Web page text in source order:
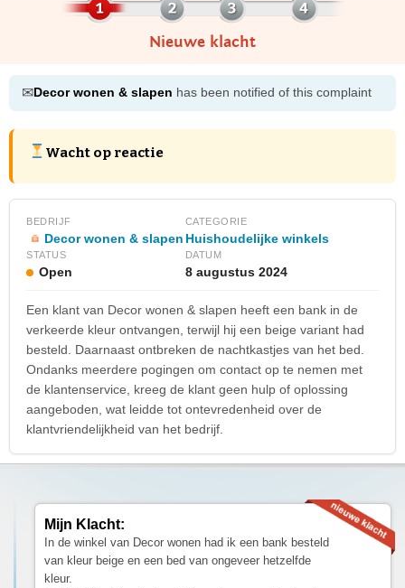
Nieuwe klacht
✉Decor wonen & slapen has been notified of this complaint
Wacht op reactie
BEDRIJF
Decor wonen & slapen
CATEGORIE
Huishoudelijke winkels
STATUS
Open
DATUM
8 augustus 2024
Een klant van Decor wonen & slapen heeft een bank in de
verkeerde kleur ontvangen, terwijl hij een beige variant had
besteld. Daarnaast ontbreken de nachtkastjes van het bed.
Ondanks meerdere pogingen om contact op te nemen met
de klantenservice, kreeg de klant geen hulp of oplossing
aangeboden, wat leidde tot ontevredenheid over de
klantvriendelijkheid van het bedrijf.
Mijn Klacht:
In de winkel van Decor wonen had ik een bank besteld
van kleur beige en een bed van ongeveer hetzelfde
kleur.